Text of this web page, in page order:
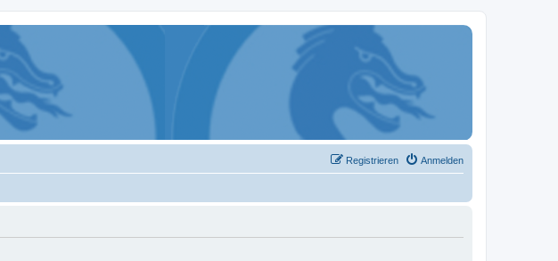
Anmelden
Registrieren